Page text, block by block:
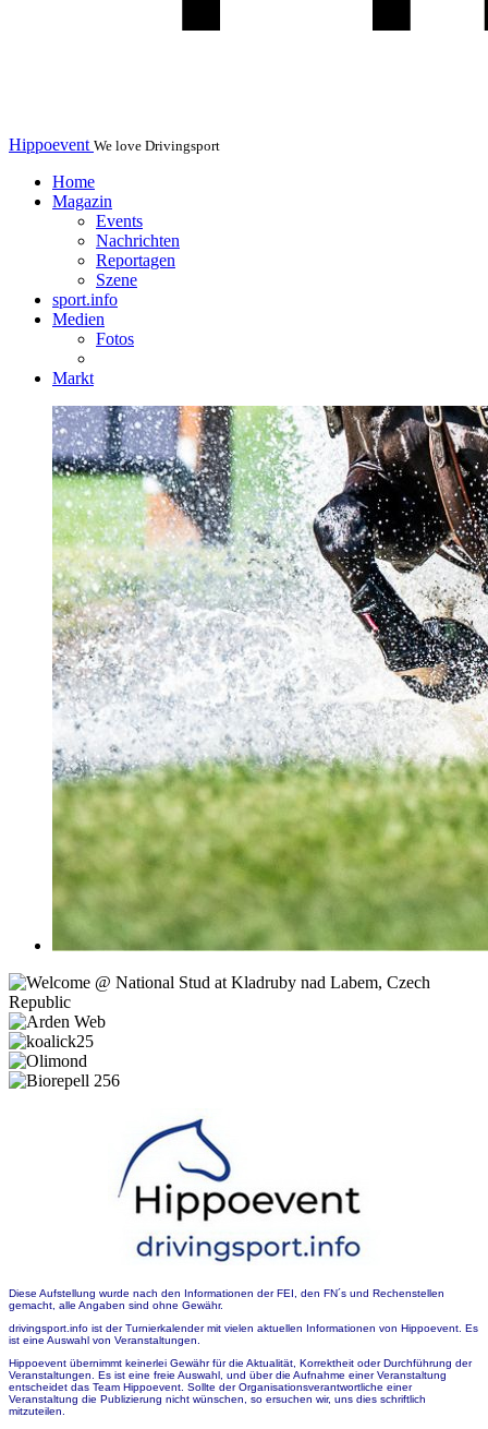
Hippoevent We love Drivingsport
Home
Magazin
Events
Nachrichten
Reportagen
Szene
sport.info
Medien
Fotos
Markt
Diese Aufstellung wurde nach den Informationen der FEI, den FN´s und Rechenstellen
gemacht, alle Angaben sind ohne Gewähr.
drivingsport.info ist der Turnierkalender mit vielen aktuellen Informationen von Hippoevent. Es
ist eine Auswahl von Veranstaltungen.
Hippoevent übernimmt keinerlei Gewähr für die Aktualität, Korrektheit oder Durchführung der
Veranstaltungen. Es ist eine freie Auswahl, und über die Aufnahme einer Veranstaltung
entscheidet das Team Hippoevent. Sollte der Organisationsverantwortliche einer
Veranstaltung die Publizierung nicht wünschen, so ersuchen wir, uns dies schriftlich
mitzuteilen.